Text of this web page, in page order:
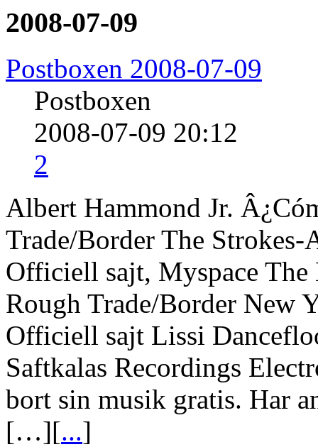
2008-07-09
Postboxen 2008-07-09
Postboxen
2008-07-09 20:12
2
Albert Hammond Jr.
Trade/Border The Strokes-
Officiell sajt, Myspace
Rough Trade/Border New
Officiell sajt Lissi
Saftkalas Recordings
bort sin musik gratis. Har
[…][...]